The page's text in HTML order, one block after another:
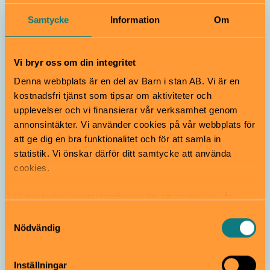
Samtycke Information Om
Vi bryr oss om din integritet
Denna webbplats är en del av Barn i stan AB. Vi är en
kostnadsfri tjänst som tipsar om aktiviteter och
upplevelser och vi finansierar vår verksamhet genom
annonsintäkter. Vi använder cookies på vår webbplats för
att ge dig en bra funktionalitet och för att samla in
statistik. Vi önskar därför ditt samtycke att använda
cookies.
samt tillhandahålla funktioner för sociala medier. Vi
vidarebefordrar även sådana identifierare och annan
information från din enhet till de sociala medier och
Nödvändig
Inställningar
Barnspår
Lös mysteriet med
Nordiska museet
Nordbor: audioguide
för juniorer
8–12 år